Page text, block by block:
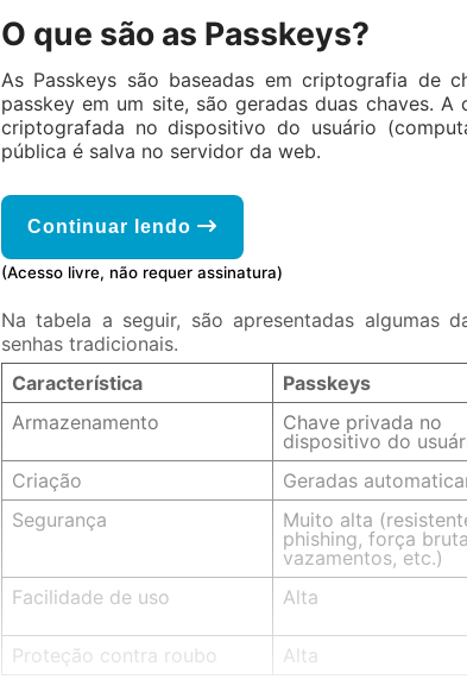
O que são as Passkeys?
As Passkeys são baseadas em criptografia de
passkey em um site, são geradas duas chaves.
criptografada no dispositivo do usuário
pública é salva no servidor da web.
Continuar lendo
(Acesso livre, não requer assinatura)
Na tabela a seguir, são apresentadas algumas
senhas tradicionais.
Característica
Passkeys
Armazenamento
Chave privada no
dispositivo do
Criação Geradas
Segurança
Muito alta
phishing, força
vazamentos, etc.)
Facilidade de uso
Alta
Proteção contra roubo
Alta